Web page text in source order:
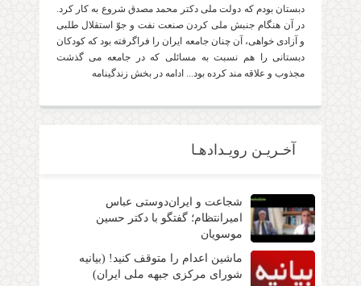
دبستان بودم که دولت ملی دکتر محمد مصدق شروع به کار کرد.
در آن هنگام جنبش ملی کردن صنعت نفت و جوّ استقلال طلبی
و آزادی خواهی، آن چنان جامعه ایران را فراگرفته بود که کودکان
دبستانی را هم نسبت به مسائلی که در جامعه می گذشت
مجذوب و علاقه مند کرده بود... ادامه در بخش زندگینامه
آخـریـن رویـدادهـا
شجاعت و ایران‌دوستی عباس
امیرانتظام؛ گفتگو با دکتر حسین
موسویان
ماشین اعدام را متوقف کنید! (بیانیه
شورای مرکزی جبهه ملی ایران)